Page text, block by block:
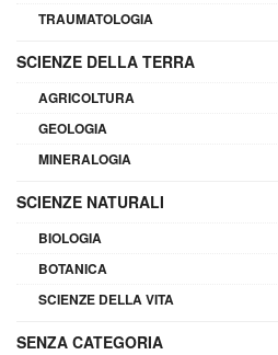
TRAUMATOLOGIA
SCIENZE DELLA TERRA
AGRICOLTURA
GEOLOGIA
MINERALOGIA
SCIENZE NATURALI
BIOLOGIA
BOTANICA
SCIENZE DELLA VITA
SENZA CATEGORIA